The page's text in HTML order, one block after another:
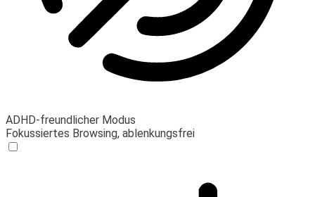
ADHD-freundlicher Modus
Fokussiertes Browsing, ablenkungsfrei